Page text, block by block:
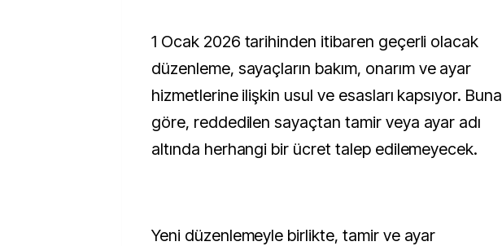
1 Ocak 2026 tarihinden itibaren geçerli olacak
düzenleme, sayaçların bakım, onarım ve ayar
hizmetlerine ilişkin usul ve esasları kapsıyor. Buna
göre, reddedilen sayaçtan tamir veya ayar adı
altında herhangi bir ücret talep edilemeyecek.
Yeni düzenlemeyle birlikte, tamir ve ayar